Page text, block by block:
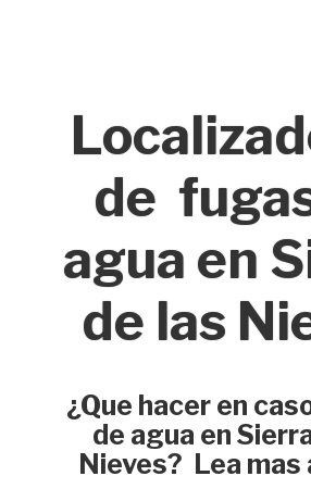
de
agua en
de las
¿Que hacer en
de agua en
Nieves? Lea mas